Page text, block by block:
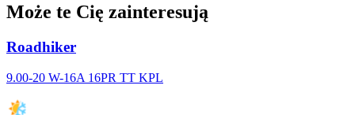
Może te Cię zainteresują
Roadhiker
9.00-20 W-16A 16PR TT KPL